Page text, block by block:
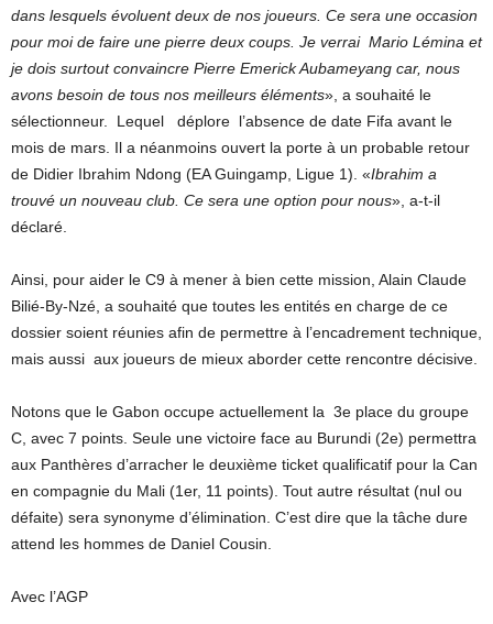
dans lesquels évoluent deux de nos joueurs. Ce sera une occasion
pour moi de faire une pierre deux coups. Je verrai Mario Lémina et
je dois surtout convaincre Pierre Emerick Aubameyang car, nous
avons besoin de tous nos meilleurs éléments», a souhaité le
sélectionneur. Lequel déplore l’absence de date Fifa avant le
mois de mars. Il a néanmoins ouvert la porte à un probable retour
de Didier Ibrahim Ndong (EA Guingamp, Ligue 1). «Ibrahim a
trouvé un nouveau club. Ce sera une option pour nous», a-t-il
déclaré.
Ainsi, pour aider le C9 à mener à bien cette mission, Alain Claude
Bilié-By-Nzé, a souhaité que toutes les entités en charge de ce
dossier soient réunies afin de permettre à l’encadrement technique,
mais aussi aux joueurs de mieux aborder cette rencontre décisive.
Notons que le Gabon occupe actuellement la 3e place du groupe
C, avec 7 points. Seule une victoire face au Burundi (2e) permettra
aux Panthères d’arracher le deuxième ticket qualificatif pour la Can
en compagnie du Mali (1er, 11 points). Tout autre résultat (nul ou
défaite) sera synonyme d’élimination. C’est dire que la tâche dure
attend les hommes de Daniel Cousin.
Avec l’AGP